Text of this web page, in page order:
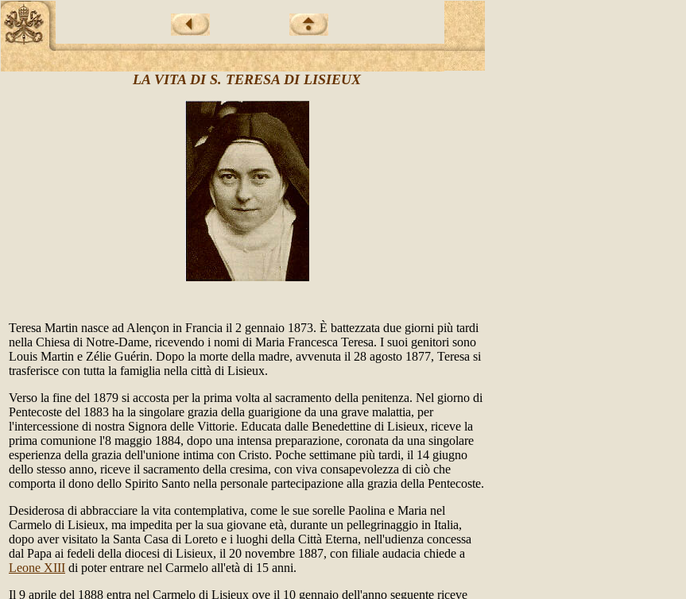
LA VITA DI S. TERESA DI LISIEUX
Teresa Martin nasce ad Alençon in Francia il 2 gennaio 1873. È battezzata due giorni più tardi
nella Chiesa di Notre-Dame, ricevendo i nomi di Maria Francesca Teresa. I suoi genitori sono
Louis Martin e Zélie Guérin. Dopo la morte della madre, avvenuta il 28 agosto 1877, Teresa si
trasferisce con tutta la famiglia nella città di Lisieux.
Verso la fine del 1879 si accosta per la prima volta al sacramento della penitenza. Nel giorno di
Pentecoste del 1883 ha la singolare grazia della guarigione da una grave malattia, per
l'intercessione di nostra Signora delle Vittorie. Educata dalle Benedettine di Lisieux, riceve la
prima comunione l'8 maggio 1884, dopo una intensa preparazione, coronata da una singolare
esperienza della grazia dell'unione intima con Cristo. Poche settimane più tardi, il 14 giugno
dello stesso anno, riceve il sacramento della cresima, con viva consapevolezza di ciò che
comporta il dono dello Spirito Santo nella personale partecipazione alla grazia della Pentecoste.
Desiderosa di abbracciare la vita contemplativa, come le sue sorelle Paolina e Maria nel
Carmelo di Lisieux, ma impedita per la sua giovane età, durante un pellegrinaggio in Italia,
dopo aver visitato la Santa Casa di Loreto e i luoghi della Città Eterna, nell'udienza concessa
dal Papa ai fedeli della diocesi di Lisieux, il 20 novembre 1887, con filiale audacia chiede a
Leone XIII di poter entrare nel Carmelo all'età di 15 anni.
Il 9 aprile del 1888 entra nel Carmelo di Lisieux ove il 10 gennaio dell'anno seguente riceve